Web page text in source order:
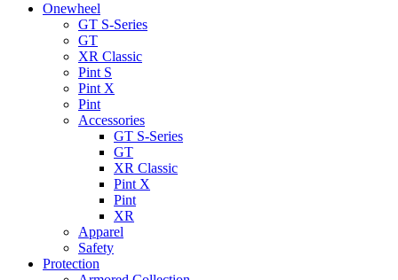
Onewheel
GT S-Series
GT
XR Classic
Pint S
Pint X
Pint
Accessories
GT S-Series
GT
XR Classic
Pint X
Pint
XR
Apparel
Safety
Protection